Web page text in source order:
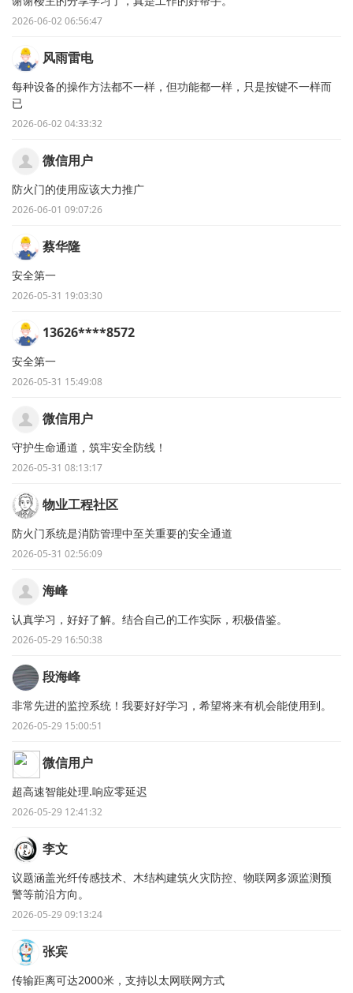
2026-06-02 06:56:47
风雨雷电
每种设备的操作方法都不一样，但功能都一样，只是按键不一样而
已
2026-06-02 04:33:32
微信用户
防火门的使用应该大力推广
2026-06-01 09:07:26
蔡华隆
安全第一
2026-05-31 19:03:30
13626****8572
安全第一
2026-05-31 15:49:08
微信用户
守护生命通道，筑牢安全防线！
2026-05-31 08:13:17
物业工程社区
防火门系统是消防管理中至关重要的安全通道
2026-05-31 02:56:09
海峰
认真学习，好好了解。结合自己的工作实际，积极借鉴。
2026-05-29 16:50:38
段海峰
非常先进的监控系统！我要好好学习，希望将来有机会能使用到。
2026-05-29 15:00:51
微信用户
超高速智能处理.响应零延迟
2026-05-29 12:41:32
李文
议题涵盖光纤传感技术、木结构建筑火灾防控、物联网多源监测预
警等前沿方向。
2026-05-29 09:13:24
张宾
传输距离可达2000米，支持以太网联网方式